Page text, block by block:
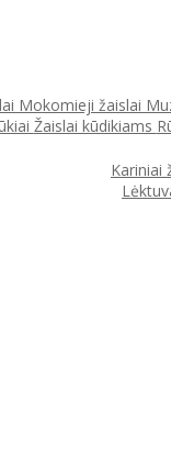
Mokomieji žaislai
Žaislai kūdikiams
Kariniai